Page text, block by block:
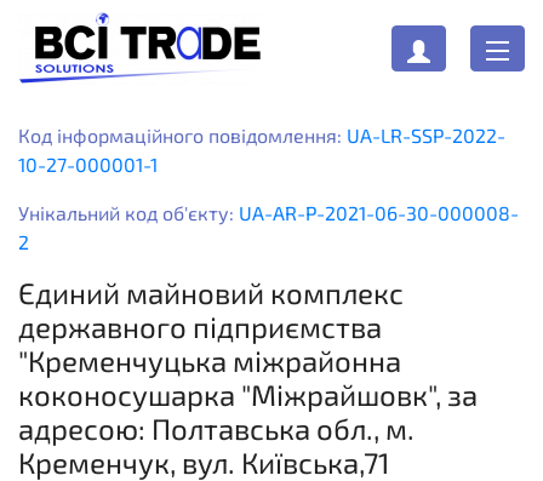
Код інформаційного повідомлення: UA-LR-SSP-2022-
10-27-000001-1
Унікальний код об'єкту: UA-AR-P-2021-06-30-000008-
2
Єдиний майновий комплекс
державного підприємства
"Кременчуцька міжрайонна
коконосушарка "Міжрайшовк", за
адресою: Полтавська обл., м.
Кременчук, вул. Київська,71